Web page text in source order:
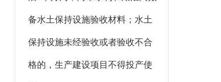
备水土保持设施验收材料；水土
保持设施未经验收或者验收不合
格的，生产建设项目不得投产使